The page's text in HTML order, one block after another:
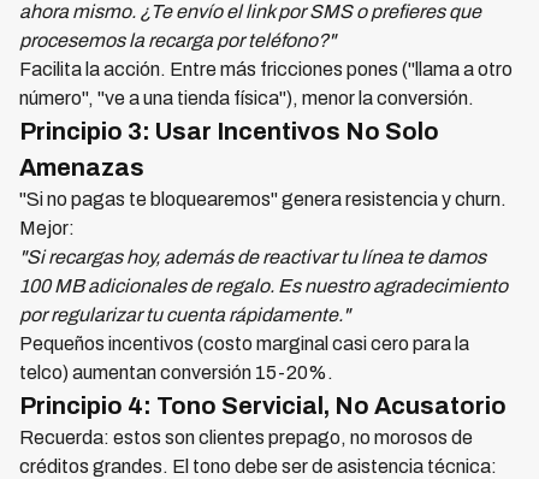
ahora mismo. ¿Te envío el link por SMS o prefieres que
procesemos la recarga por teléfono?"
Facilita la acción. Entre más fricciones pones ("llama a otro
número", "ve a una tienda física"), menor la conversión.
Principio 3: Usar Incentivos No Solo
Amenazas
"Si no pagas te bloquearemos" genera resistencia y churn.
Mejor:
"Si recargas hoy, además de reactivar tu línea te damos
100 MB adicionales de regalo. Es nuestro agradecimiento
por regularizar tu cuenta rápidamente."
Pequeños incentivos (costo marginal casi cero para la
telco) aumentan conversión 15-20%.
Principio 4: Tono Servicial, No Acusatorio
Recuerda: estos son clientes prepago, no morosos de
créditos grandes. El tono debe ser de asistencia técnica: